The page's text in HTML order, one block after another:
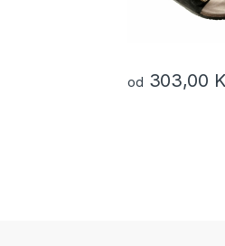
od 303,00
Tento produkt